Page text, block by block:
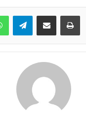
Telegram